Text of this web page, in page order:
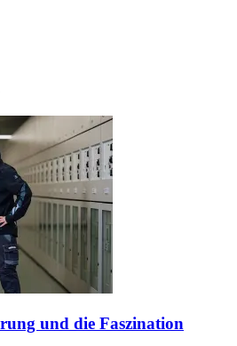
und die Faszination